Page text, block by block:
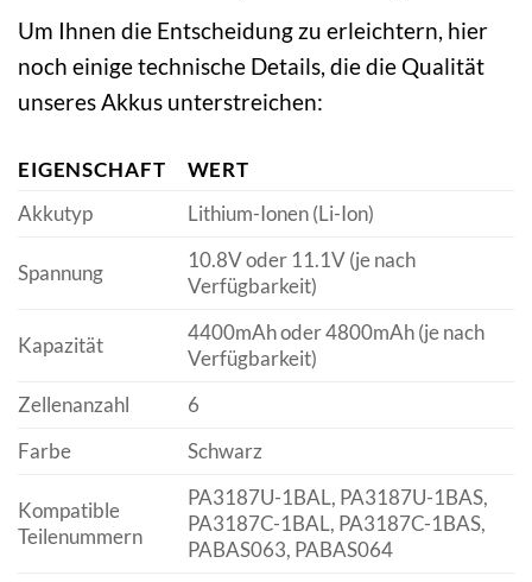
Um Ihnen die Entscheidung zu erleichtern, hier
noch einige technische Details, die die Qualität
unseres Akkus unterstreichen:
EIGENSCHAFT
WERT
Akkutyp
Lithium-Ionen (Li-Ion)
Spannung
10.8V oder 11.1V (je nach
Verfügbarkeit)
Kapazität
4400mAh oder 4800mAh (je nach
Verfügbarkeit)
Zellenanzahl
6
Farbe
Schwarz
Kompatible
Teilenummern
PA3187U-1BAL, PA3187U-1BAS,
PA3187C-1BAL, PA3187C-1BAS,
PABAS063, PABAS064